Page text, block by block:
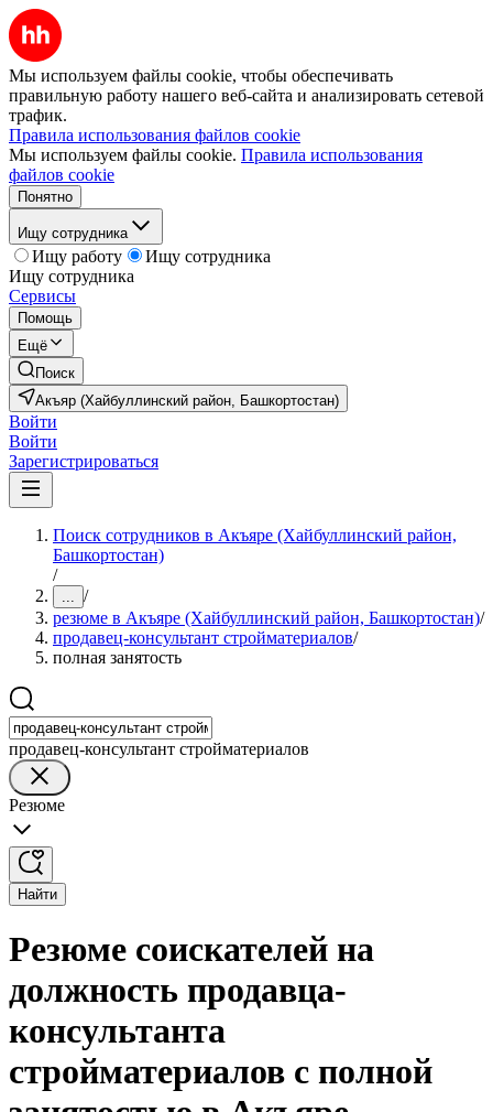
Мы используем файлы cookie, чтобы обеспечивать
правильную работу нашего веб-сайта и анализировать сетевой
трафик.
Правила использования файлов cookie
Мы используем файлы cookie. Правила использования
файлов cookie
Понятно
Ищу сотрудника
Ищу работу
Ищу сотрудника
Ищу сотрудника
Сервисы
Помощь
Ещё
Поиск
Акъяр (Хайбуллинский район, Башкортостан)
Войти
Войти
Зарегистрироваться
Поиск сотрудников в Акъяре (Хайбуллинский район,
Башкортостан)
/
... /
резюме в Акъяре (Хайбуллинский район, Башкортостан)/
продавец-консультант стройматериалов/
полная занятость
продавец-консультант стройматериалов
Резюме
Найти
Резюме соискателей на
должность продавца-
консультанта
стройматериалов с полной